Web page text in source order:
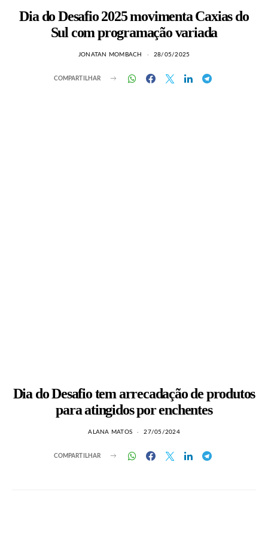
Dia do Desafio 2025 movimenta Caxias do
Sul com programação variada
JONATAN MOMBACH 28/05/2025
COMPARTILHAR
Dia do Desafio tem arrecadação de produtos
para atingidos por enchentes
ALANA MATOS 27/05/2024
COMPARTILHAR